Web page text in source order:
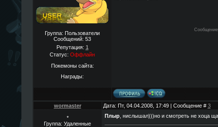
Группа: Пользователи
Сообщений: 53
Репутация: 1
Статус: Оффлайн
Покемоны сайта:
Награды:
Сообщение
wormaster Дата: Пт, 04.04.2008, 17:49 | Сообщение # 3
*
Группа: Удаленные
Плыр, нислышал)))но и смотреть не хоца